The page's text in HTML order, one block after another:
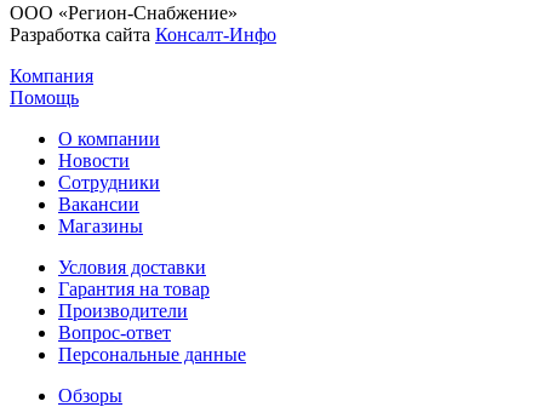
ООО «Регион-Снабжение»
Разработка сайта Консалт-Инфо
Компания
Помощь
О компании
Новости
Сотрудники
Вакансии
Магазины
Условия доставки
Гарантия на товар
Производители
Вопрос-ответ
Персональные данные
Обзоры